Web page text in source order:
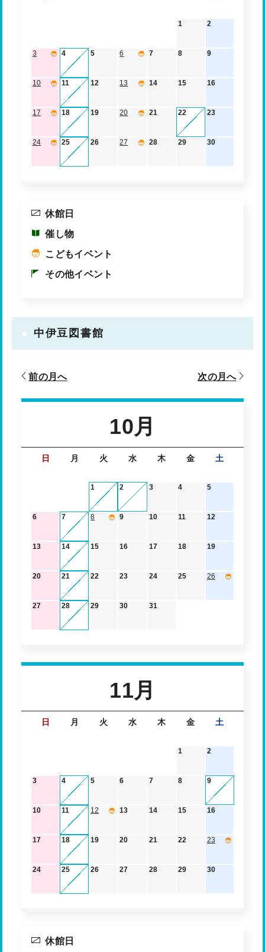
1 2
3 4 5 6 7 8 9
10 11 12 13 14 15 16
17 18 19 20 21 22 23
24 25 26 27 28 29 30
休館日
催し物
こどもイベント
その他イベント
中伊豆図書館
前の月へ 次の月へ
10月
日 月 火 水 木 金 土
1 2 3 4 5
6 7 8 9 10 11 12
13 14 15 16 17 18 19
20 21 22 23 24 25 26
27 28 29 30 31
11月
日 月 火 水 木 金 土
1 2
3 4 5 6 7 8 9
10 11 12 13 14 15 16
17 18 19 20 21 22 23
24 25 26 27 28 29 30
休館日